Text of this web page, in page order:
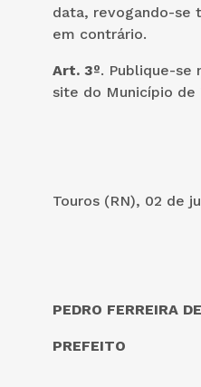
data, revogando-se
em contrário.
Art. 3º. Publique-se
site do Município de
Touros (RN), 02 de
PEDRO FERREIRA
PREFEITO